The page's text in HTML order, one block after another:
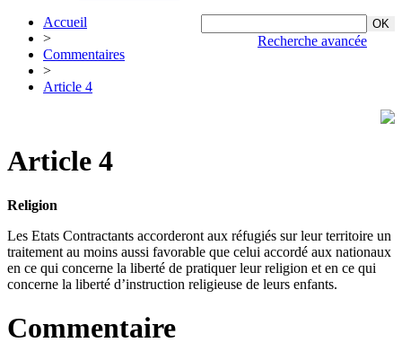
Recherche avancée
Accueil
>
Commentaires
>
Article 4
Article 4
Religion
Les Etats Contractants accorderont aux réfugiés sur leur territoire un
traitement au moins aussi favorable que celui accordé aux nationaux
en ce qui concerne la liberté de pratiquer leur religion et en ce qui
concerne la liberté d’instruction religieuse de leurs enfants.
Commentaire